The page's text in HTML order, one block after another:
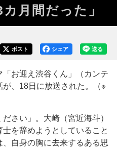
月間だった」
送る
シェア
ポスト
お迎え渋谷くん」（カンテ
、18日に放送された。（※
さい」。大崎（宮近海斗）
を辞めようとしていること
自身の胸に去来するある思